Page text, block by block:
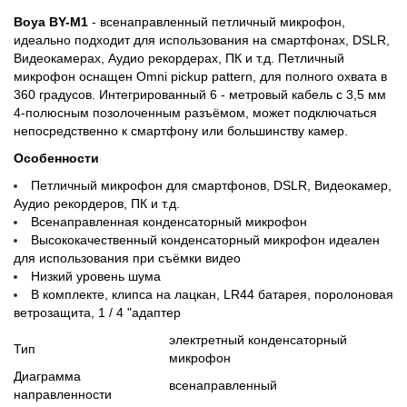
Boya BY-М1 - всенаправленный петличный микрофон,
идеально подходит для использования на смартфонах, DSLR,
Видеокамерах, Аудио рекордерах, ПК и т.д. Петличный
микрофон оснащен Omni pickup pattern, для полного охвата в
360 градусов. Интегрированный 6 - метровый кабель с 3,5 мм
4-полюсным позолоченным разъёмом, может подключаться
непосредственно к смартфону или большинству камер.
Особенности
Петличный микрофон для смартфонов, DSLR, Видеокамер,
Аудио рекордеров, ПК и т.д.
Всенаправленная конденсаторный микрофон
Высококачественный конденсаторный микрофон идеален
для использования при съёмки видео
Низкий уровень шума
В комплекте, клипса на лацкан, LR44 батарея, поролоновая
ветрозащита, 1 / 4 "адаптер
Тип
электретный конденсаторный
микрофон
Диаграмма
направленности
всенаправленный